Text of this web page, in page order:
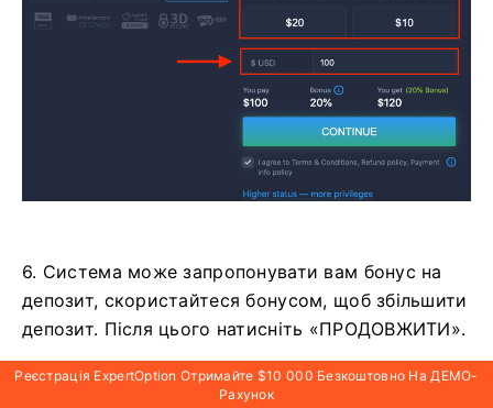
6. Система може запропонувати вам бонус на
депозит, скористайтеся бонусом, щоб збільшити
депозит. Після цього натисніть «ПРОДОВЖИТИ».
Реєстрація ExpertOption Отримайте $10 000 Безкоштовно На ДЕМО-
Рахунок